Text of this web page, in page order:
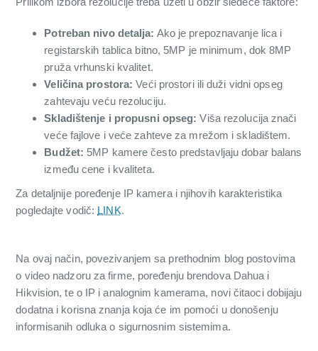
Potreban nivo detalja: Ako je prepoznavanje lica i
registarskih tablica bitno, 5MP je minimum, dok 8MP
pruža vrhunski kvalitet.
Veličina prostora: Veći prostori ili duži vidni opseg
zahtevaju veću rezoluciju.
Skladištenje i propusni opseg: Viša rezolucija znači
veće fajlove i veće zahteve za mrežom i skladištem.
Budžet: 5MP kamere često predstavljaju dobar balans
između cene i kvaliteta.
Za detaljnije poređenje IP kamera i njihovih karakteristika
pogledajte vodič: LINK.
Na ovaj način, povezivanjem sa prethodnim blog postovima
o video nadzoru za firme, poređenju brendova Dahua i
Hikvision, te o IP i analognim kamerama, novi čitaoci dobijaju
dodatna i korisna znanja koja će im pomoći u donošenju
informisanih odluka o sigurnosnim sistemima.